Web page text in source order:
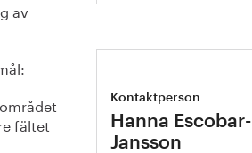
av
fältet
Kontaktperson
Hanna Escobar-
Jansson